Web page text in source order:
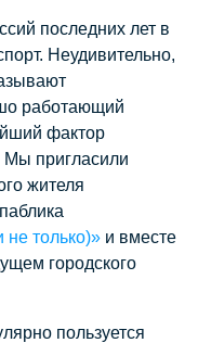
последних лет в
Неудивительно,
работающий
фактор
Мы пригласили
жителя
не только)» и вместе
городского
пользуется